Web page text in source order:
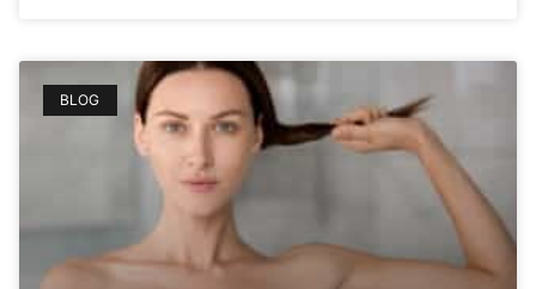
BLOG